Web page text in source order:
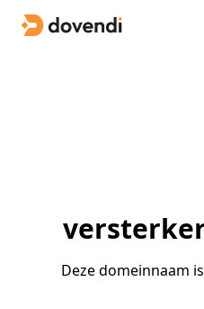
Deze domeinnaam